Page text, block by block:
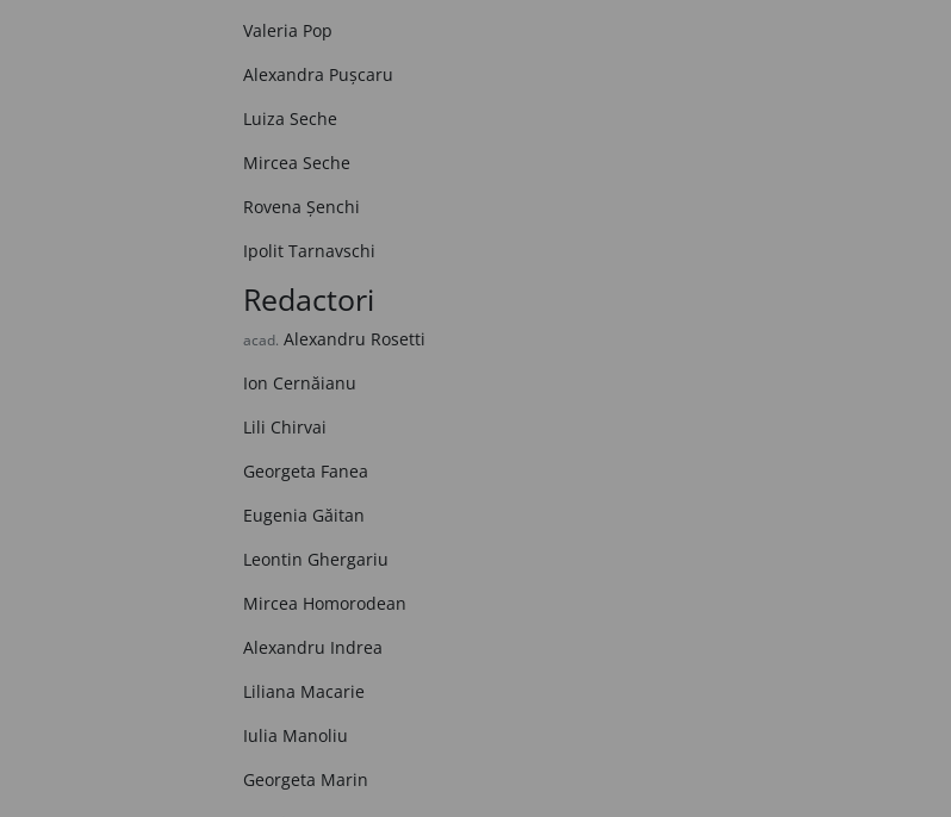
Valeria Pop
Alexandra Pușcaru
Luiza Seche
Mircea Seche
Rovena Șenchi
Ipolit Tarnavschi
Redactori
acad. Alexandru Rosetti
Ion Cernăianu
Lili Chirvai
Georgeta Fanea
Eugenia Găitan
Leontin Ghergariu
Mircea Homorodean
Alexandru Indrea
Liliana Macarie
Iulia Manoliu
Georgeta Marin